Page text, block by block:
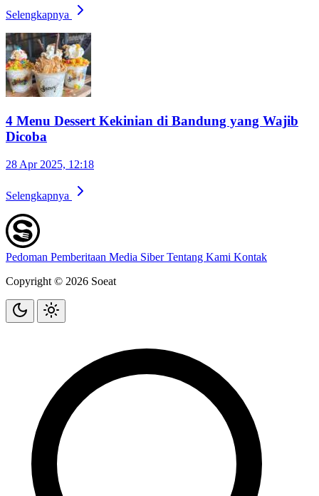
Selengkapnya
4 Menu Dessert Kekinian di Bandung yang Wajib
Dicoba
28 Apr 2025, 12:18
Selengkapnya
Pedoman Pemberitaan Media SiberTentang Kami Kontak
Copyright © 2026 Soeat